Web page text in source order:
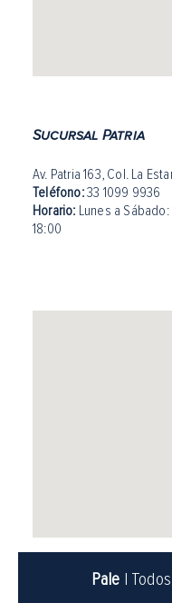
Sucursal Patria
Av. Patria 163, Col. La
Teléfono:33 1099 9936
Horario: Lunes a Sábado:
18:00
Pale |